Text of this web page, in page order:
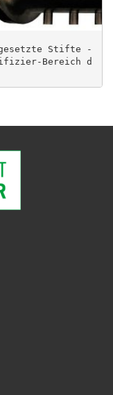
Stifte -
Bereich d